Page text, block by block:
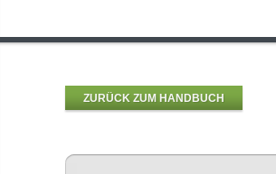
ZURÜCK ZUM HANDBUCH